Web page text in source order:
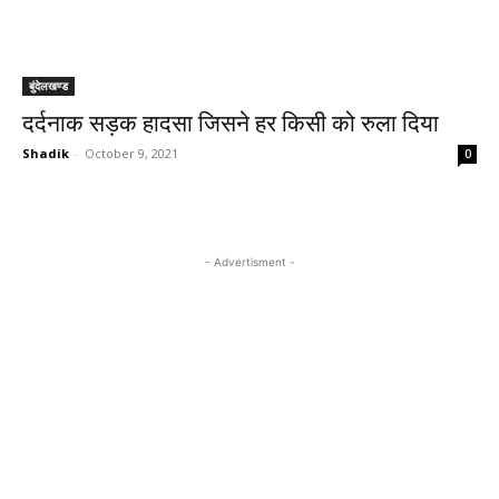
बुंदेलखण्ड
दर्दनाक सड़क हादसा जिसने हर किसी को रुला दिया
Shadik - October 9, 2021 0
- Advertisment -